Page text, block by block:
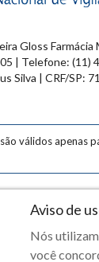
Gloss
| Telefone: (11)
Silva | CRF/SP:
válidos apenas
Aviso de
Nós
você